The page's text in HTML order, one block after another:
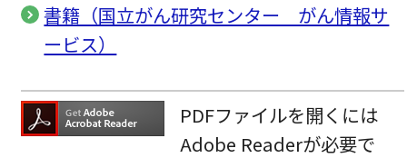
書籍（国立がん研究センター がん情報サ
ービス）
PDFファイルを開くには
Adobe Readerが必要で